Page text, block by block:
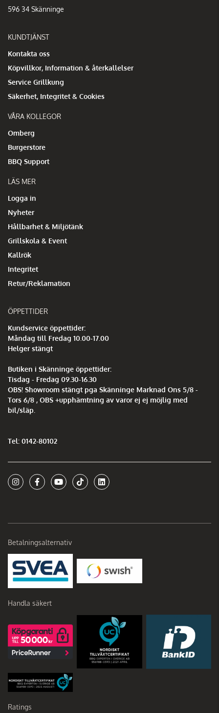
596 34 Skänninge
KUNDTJÄNST
Kontakta oss
Köpvillkor, Information & återkallelser
Service Grillkung
Säkerhet, Integritet & Cookies
VÅRA KOLLEGOR
Omberg
Burgerstore
BBQ Support
LÄS MER
Logga in
Nyheter
Hållbarhet & Miljötänk
Grillskola & Event
Kallrök
Integritet
Retur/Reklamation
ÖPPETTIDER
Kundservice öppettider:
Måndag till Fredag 10.00-17.00
Helger stängt
Butiken i Skänninge öppettider:
Tisdag - Fredag 09.30-16.30
OBS! Showroom stängt pga Skänninge Marknad Ons 5/8 -
Tors 6/8 , OBS +upphämtning av varor ej ej möjlig med
bil/släp.
Tel: 0142-80102
Betalningsalternativ
Handla säkert
Ratings